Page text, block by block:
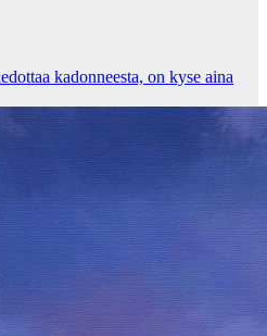
kadonneesta, on kyse aina